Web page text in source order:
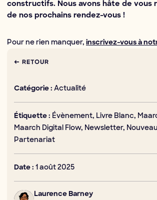
← RETOUR
Catégorie : Actualité
Étiquette : Évènement, Livre Blanc,
Maarch Digital Flow, Newsletter,
Partenariat
Date : 1 août 2025
Laurence Barney
constructifs. Nous avons hâte de vous
de nos prochains rendez-vous !
Pour ne rien manquer, inscrivez-vous à